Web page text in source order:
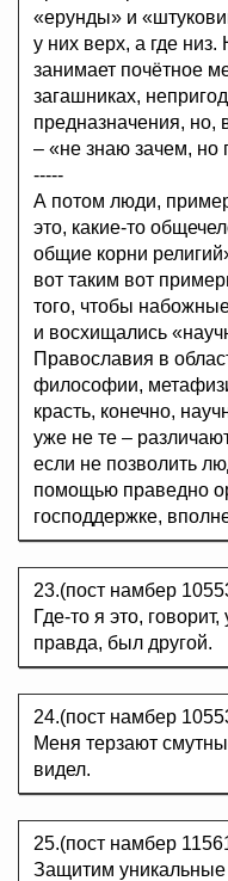
«ерунды» и
у них верх, а где
занимает почётное
загашниках,
предназначения, но,
– «не знаю зачем, но
-----
А потом люди,
это, какие-то
общие корни
вот таким вот
того, чтобы
и восхищались
Православия в
философии,
красть, конечно,
уже не те –
если не позволить
помощью праведно
господдержке,
23.(пост намбер
Где-то я это,
правда, был другой.
24.(пост намбер
Меня терзают
видел.
25.(пост намбер
Защитим